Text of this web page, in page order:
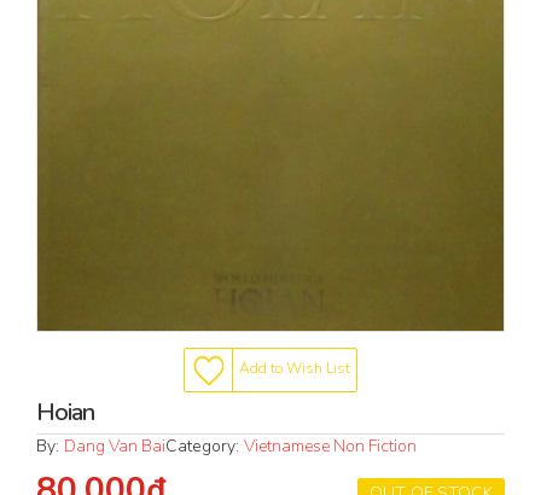
Add to Wish List
Hoian
By: Dang Van BaiCategory: Vietnamese Non Fiction